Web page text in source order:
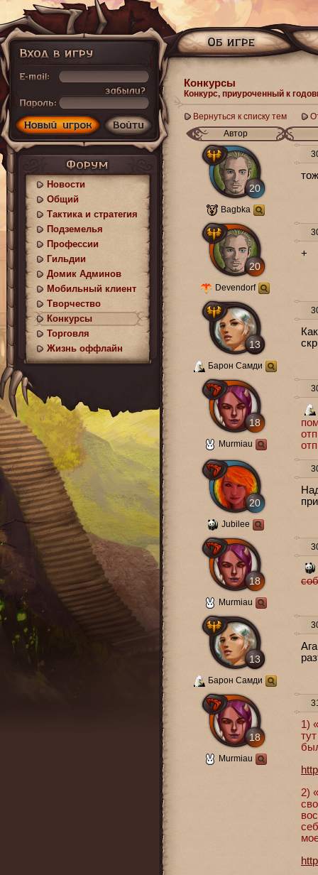
Конкурсы
Конкурс, приуроченный к
Вернуться к списку тем
Автор
20
Bagbka
20
Devendorf
+
13
Барон Самди
18
Murmiau
20
Jubilee
18
Murmiau
13
Барон Самди
18
Murmiau
1)
2)
Новости
Общий
Тактика и стратегия
Подземелья
Профессии
Гильдии
Домик Админов
Мобильный клиент
Творчество
Конкурсы
Торговля
Жизнь оффлайн